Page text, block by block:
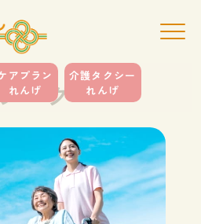
アプラン
れんげ
介護タクシー
れんげ
ログ